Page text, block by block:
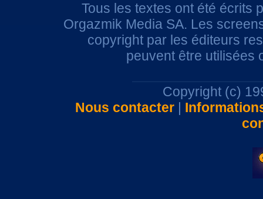
Tous les textes ont été écrits
Orgazmik Media SA. Les
copyright par les éditeurs
peuvent être utilisées
Copyright (c)
Nous contacter|